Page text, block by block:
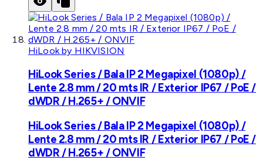
HiLook by HIKVISION
HiLook Series / Bala IP 2 Megapixel (1080p) /
Lente 2.8 mm / 20 mts IR / Exterior IP67 / PoE /
dWDR / H.265+ / ONVIF
HiLook Series / Bala IP 2 Megapixel (1080p) /
Lente 2.8 mm / 20 mts IR / Exterior IP67 / PoE /
dWDR / H.265+ / ONVIF